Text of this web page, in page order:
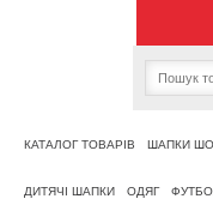
КАТАЛОГ ТОВАРІВ ШАПКИ
ДИТЯЧІ ШАПКИ ОДЯГ